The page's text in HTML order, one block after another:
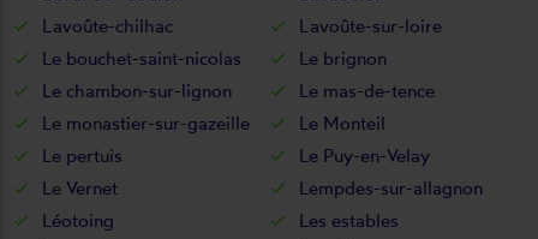
Lavoûte-chilhac
Lavoûte-sur-loire
Le bouchet-saint-nicolas
Le brignon
Le chambon-sur-lignon
Le mas-de-tence
Le monastier-sur-gazeille
Le Monteil
Le pertuis
Le Puy-en-Velay
Le Vernet
Lempdes-sur-allagnon
Léotoing
Les estables